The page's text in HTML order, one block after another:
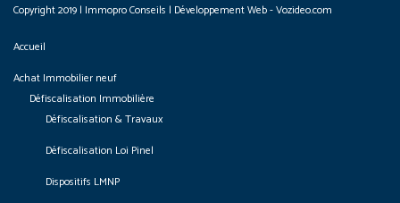
Copyright 2019 | Immopro Conseils | Développement Web - Vozideo.com
Accueil
Achat Immobilier neuf
Défiscalisation Immobilière
Défiscalisation & Travaux
Défiscalisation Loi Pinel
Dispositifs LMNP